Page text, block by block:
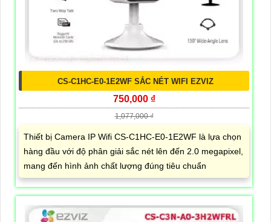
CS-C1HC-E0-1E2WF SẮC NÉT WIFI EZVIZ
750,000 ₫
1,077,000 ₫
Thiết bị Camera IP Wifi CS-C1HC-E0-1E2WF là lựa chọn
hàng đầu với độ phân giải sắc nét lên đến 2.0 megapixel,
mang đến hình ảnh chất lượng đúng tiêu chuẩn